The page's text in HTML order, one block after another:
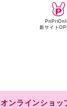
新サイト
オンラインショッ